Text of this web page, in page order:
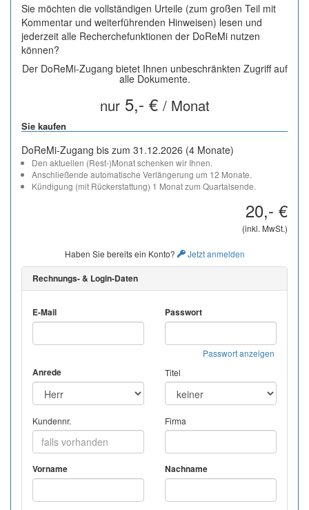
Sie möchten die vollständigen Urteile (zum großen Teil mit
Kommentar und weiterführenden Hinweisen) lesen und
jederzeit alle Recherchefunktionen der DoReMi nutzen
können?
Der DoReMi-Zugang bietet Ihnen unbeschränkten Zugriff auf
alle Dokumente.
nur5,- € / Monat
Sie kaufen
DoReMi-Zugang bis zum 31.12.2026 (4 Monate)
Den aktuellen (Rest-)Monat schenken wir Ihnen.
Anschließende automatische Verlängerung um 12 Monate.
Kündigung (mit Rückerstattung) 1 Monat zum Quartalsende.
20,- €
(inkl. MwSt.)
Haben Sie bereits ein Konto? Jetzt anmelden
Rechnungs- & Login-Daten
E-Mail Passwort
Passwort anzeigen
Anrede Titel
Kundennr. Firma
Vorname Nachname